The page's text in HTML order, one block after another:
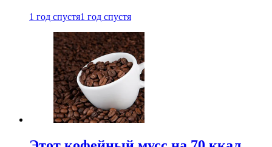
1 год спустя1 год спустя